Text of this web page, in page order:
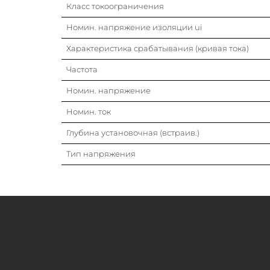
Класс токоограничения
Номин. напряжение изоляции ui
Характеристика срабатывания (кривая тока)
Частота
Номин. напряжение
Номин. ток
Глубина установочная (встраив.)
Тип напряжения